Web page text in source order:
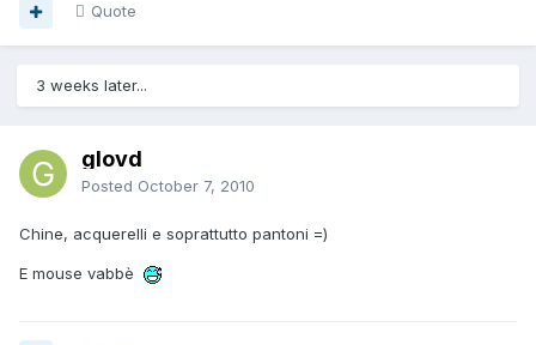
Quote
3 weeks later...
glovd
Posted October 7, 2010
Chine, acquerelli e soprattutto pantoni =)
E mouse vabbè